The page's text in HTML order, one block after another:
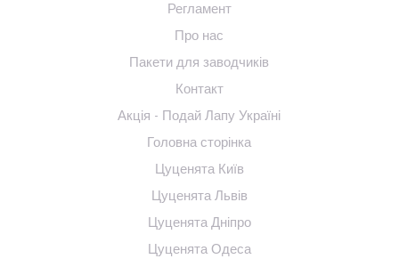
Регламент
Про нас
Пакети для заводчиків
Контакт
Акція - Подай Лапу Україні
Головна сторінка
Цуценята Київ
Цуценята Львів
Цуценята Дніпро
Цуценята Одеса